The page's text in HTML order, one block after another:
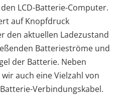
LCD-Batterie-Computer.
auf Knopfdruck
den aktuellen Ladezustand
Batterieströme und
der Batterie. Neben
auch eine Vielzahl von
Verbindungskabel.